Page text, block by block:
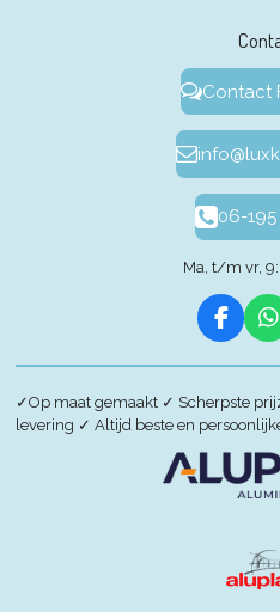
Contact
06-
Ma, t/m vr,
F
a
c
b
o
o
k
W
h
a
t
s
A
p
p
✓Op maat gemaakt ✓ Scherpste
levering ✓ Altijd beste en